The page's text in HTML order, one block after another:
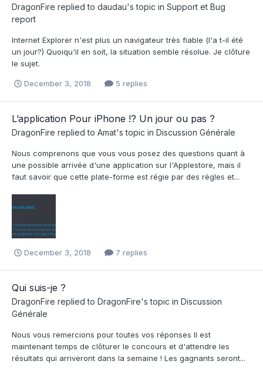
DragonFire replied to daudau's topic in Support et Bug
report
Internet Explorer n'est plus un navigateur très fiable (l'a t-il été
un jour?) Quoiqu'il en soit, la situation semble résolue. Je clôture
le sujet.
December 3, 2018 5 replies
L’application Pour iPhone !? Un jour ou pas ?
DragonFire replied to Amat's topic in Discussion Générale
Nous comprenons que vous vous posez des questions quant à
une possible arrivée d'une application sur l'Applestore, mais il
faut savoir que cette plate-forme est régie par des règles et...
December 3, 2018 7 replies
Qui suis-je ?
DragonFire replied to DragonFire's topic in Discussion
Générale
Nous vous remercions pour toutes vos réponses Il est
maintenant temps de clôturer le concours et d'attendre les
résultats qui arriveront dans la semaine ! Les gagnants seront...